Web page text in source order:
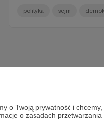
o Twoją prywatność i
o zasadach
polityka sejm